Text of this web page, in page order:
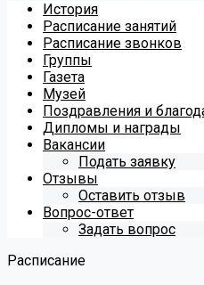
История
Расписание занятий
Расписание звонков
Группы
Газета
Музей
Поздравления и
Дипломы и награды
Вакансии
Подать заявку
Отзывы
Оставить отзыв
Вопрос-ответ
Задать вопрос
Расписание